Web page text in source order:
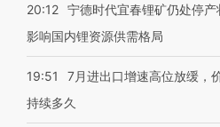
20:12 宁德时代宜春锂矿仍处停产
影响国内锂资源供需格局
19:51
7月进出口增速高位放缓，
持续多久